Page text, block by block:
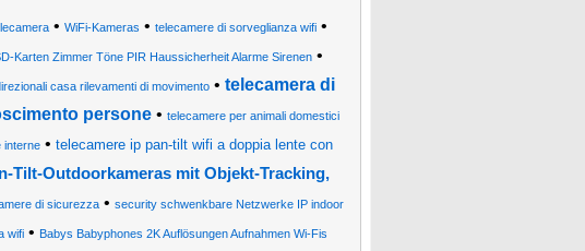
• WiFi-Kameras • telecamere di sorveglianza wifi •
Karten Zimmer Töne PIR Haussicherheit Alarme Sirenen •
casa rilevamenti di movimento • telecamera di
persone • telecamere per animali domestici
interne • telecamere ip pan-tilt wifi a doppia lente con
Tilt-Outdoorkameras mit Objekt-Tracking,
di sicurezza• security schwenkbare Netzwerke IP indoor
wifi• Babys Babyphones 2K Auflösungen Aufnahmen Wi-Fis